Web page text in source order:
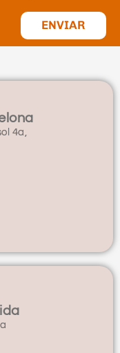
ENVIAR
4a,